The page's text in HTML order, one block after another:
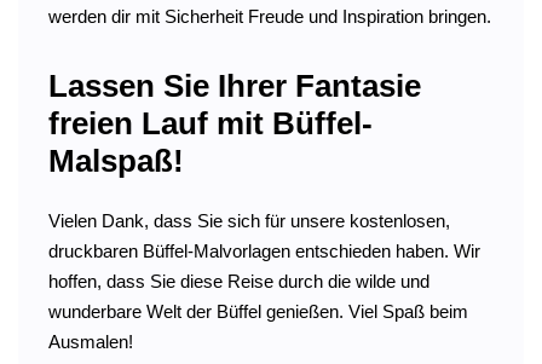
werden dir mit Sicherheit Freude und Inspiration bringen.
Lassen Sie Ihrer Fantasie
freien Lauf mit Büffel-
Malspaß!
Vielen Dank, dass Sie sich für unsere kostenlosen,
druckbaren Büffel-Malvorlagen entschieden haben. Wir
hoffen, dass Sie diese Reise durch die wilde und
wunderbare Welt der Büffel genießen. Viel Spaß beim
Ausmalen!